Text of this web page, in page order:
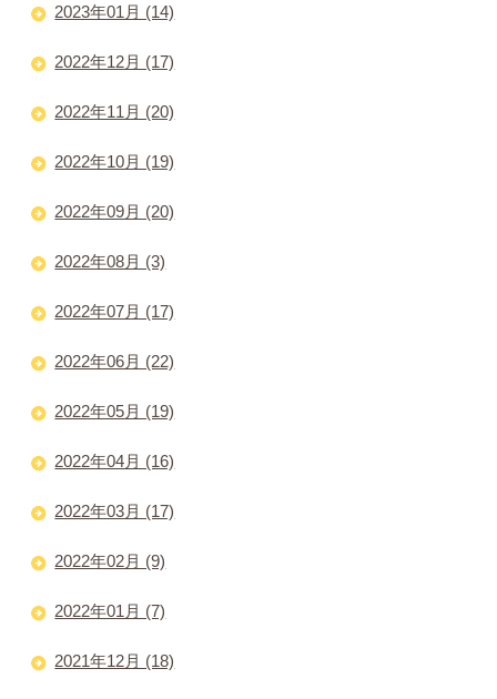
2023年01月 (14)
2022年12月 (17)
2022年11月 (20)
2022年10月 (19)
2022年09月 (20)
2022年08月 (3)
2022年07月 (17)
2022年06月 (22)
2022年05月 (19)
2022年04月 (16)
2022年03月 (17)
2022年02月 (9)
2022年01月 (7)
2021年12月 (18)